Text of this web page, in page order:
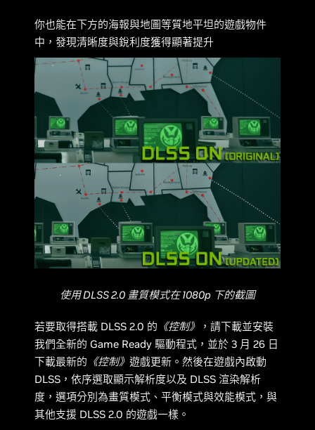
你也能在下方的海報與地圖等質地平坦的遊戲物件
中，發現清晰度與銳利度獲得顯著提升
使用 DLSS 2.0 畫質模式在 1080p 下的截圖
若要取得搭載 DLSS 2.0 的 《控制》
，請下載並安裝
我們全新的 Game Ready 驅動程式，並於 3 月 26 日
下載最新的 《控制》遊戲更新。然後在遊戲內啟動
DLSS，依序選取顯示解析度以及 DLSS 渲染解析
度，選項分別為畫質模式、平衡模式與效能模式，與
其他支援 DLSS 2.0 的遊戲一樣。